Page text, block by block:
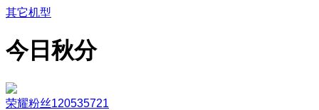
其它机型
今日秋分
荣耀粉丝120535721